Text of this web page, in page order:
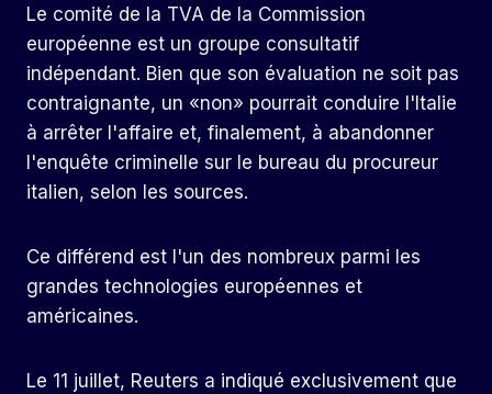
Le comité de la TVA de la Commission
européenne est un groupe consultatif
indépendant. Bien que son évaluation ne soit pas
contraignante, un «non» pourrait conduire l'Italie
à arrêter l'affaire et, finalement, à abandonner
l'enquête criminelle sur le bureau du procureur
italien, selon les sources.
Ce différend est l'un des nombreux parmi les
grandes technologies européennes et
américaines.
Le 11 juillet, Reuters a indiqué exclusivement que